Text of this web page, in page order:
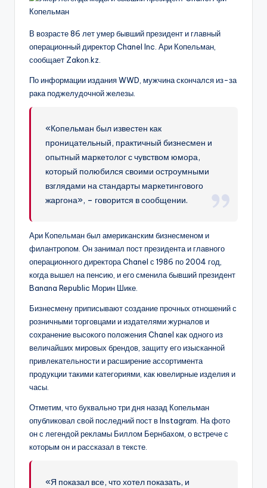
В возрасте 86 лет умер бывший президент и главный
операционный директор Chanel Inc. Ари Копельман,
сообщает Zakon.kz.
По информации издания WWD, мужчина скончался из-за
рака поджелудочной железы.
«Копельман был известен как
проницательный, практичный бизнесмен и
опытный маркетолог с чувством юмора,
который полюбился своими остроумными
взглядами на стандарты маркетингового
жаргона», – говорится в сообщении.
Ари Копельман был американским бизнесменом и
филантропом. Он занимал пост президента и главного
операционного директора Chanel с 1986 по 2004 год,
когда вышел на пенсию, и его сменила бывший президент
Banana Republic Морин Шике.
Бизнесмену приписывают создание прочных отношений с
розничными торговцами и издателями журналов и
сохранение высокого положения Chanel как одного из
величайших мировых брендов, защиту его изысканной
привлекательности и расширение ассортимента
продукции такими категориями, как ювелирные изделия и
часы.
Отметим, что буквально три дня назад Копельман
опубликовал свой последний пост в Instagram. На фото
он с легендой рекламы Биллом Бернбахом, о встрече с
которым он и рассказал в тексте.
«Я показал все, что хотел показать, и